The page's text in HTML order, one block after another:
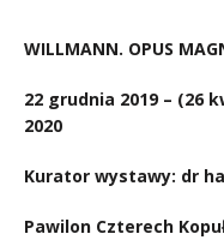
WILLMANN. OPUS
22 grudnia 2019 – (26
2020
Kurator wystawy: dr
Pawilon Czterech